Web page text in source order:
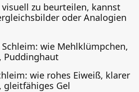
zu beurteilen, kannst
oder Analogien
wie Mehlklümpchen,
Puddinghaut
wie rohes Eiweiß, klarer
gleitfähiges Gel